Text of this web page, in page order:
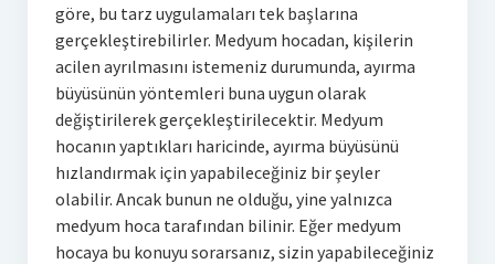
göre, bu tarz uygulamaları tek başlarına
gerçekleştirebilirler. Medyum hocadan, kişilerin
acilen ayrılmasını istemeniz durumunda, ayırma
büyüsünün yöntemleri buna uygun olarak
değiştirilerek gerçekleştirilecektir. Medyum
hocanın yaptıkları haricinde, ayırma büyüsünü
hızlandırmak için yapabileceğiniz bir şeyler
olabilir. Ancak bunun ne olduğu, yine yalnızca
medyum hoca tarafından bilinir. Eğer medyum
hocaya bu konuyu sorarsanız, sizin yapabileceğiniz